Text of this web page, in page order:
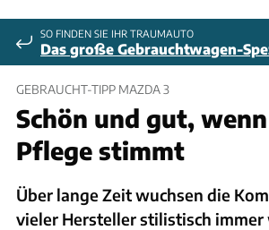
SO FINDEN SIE IHR TRAUMAUTO
Das große Gebrauchtwagen-
GEBRAUCHT-TIPP MAZDA 3
Schön und gut,
Pflege stimmt
Über lange Zeit wuchsen die
vieler Hersteller stilistisch